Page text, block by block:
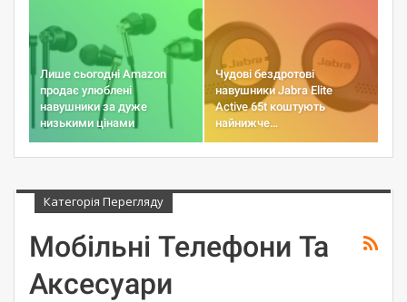
Лише сьогодні Amazon
продає улюблені
навушники за дуже
низькими цінами
Чудові бездротові
навушники Jabra Elite
Active 65t коштують
найнижче…
Категорія Перегляду
Мобільні Телефони Та
Аксесуари